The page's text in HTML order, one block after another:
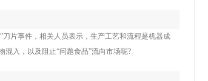
片事件，相关人员表示，生产工艺和流程是机器成
入，以及阻止“问题食品”流向市场呢?